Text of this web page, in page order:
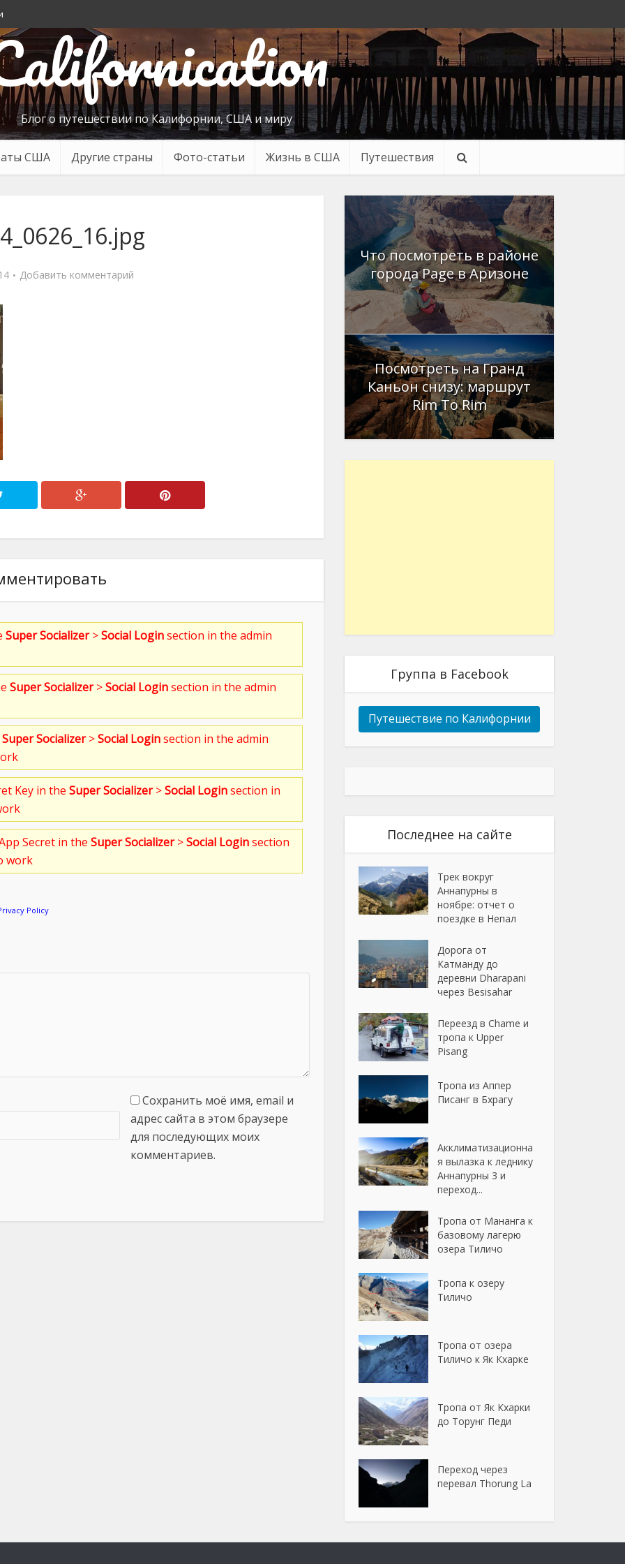
Блог о путешествии по Калифорнии, США и миру
США Другие страны Фото-статьи Жизнь в США Путешествия
Добавить комментарий
Super Socializer>Social Loginsection in the admin
Super Socializer>Social Loginsection in the admin
Super Socializer>Social Loginsection in the admin
Key in the Super Socializer>Social Loginsection in
Secret in the Super Socializer>Social Loginsection
work
Policy
Сохранить моё имя, email и
адрес сайта в этом браузере
для последующих моих
комментариев.
Что посмотреть в районе
города Page в Аризоне
Посмотреть на Гранд
Каньон снизу: маршрут
Rim To Rim
Группа в Facebook
Путешествие по Калифорнии
Последнее на сайте
Трек вокруг
Аннапурны в
ноябре: отчет о
поездке в Непал
Дорога от
Катманду до
деревни Dharapani
через Besisahar
Переезд в Chame и
тропа к Upper
Pisang
Тропа из Аппер
Писанг в Бхрагу
Акклиматизационна
я вылазка к леднику
Аннапурны 3 и
переход...
Тропа от Мананга к
базовому лагерю
озера Тиличо
Тропа к озеру
Тиличо
Тропа от озера
Тиличо к Як Кхарке
Тропа от Як Кхарки
до Торунг Педи
Переход через
перевал Thorung La